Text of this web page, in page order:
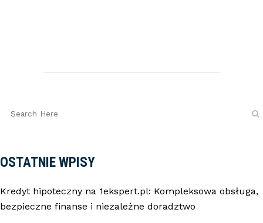
OSTATNIE WPISY
Kredyt hipoteczny na 1ekspert.pl: Kompleksowa obsługa,
bezpieczne finanse i niezależne doradztwo